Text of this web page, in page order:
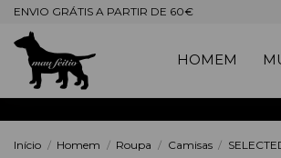
ENVIO GRÁTIS A PARTIR DE 60€
HOMEM
Início Homem Roupa Camisas